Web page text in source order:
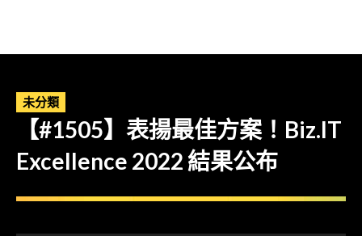
未分類
【#1505】表揚最佳方案！Biz.IT
Excellence 2022 結果公布